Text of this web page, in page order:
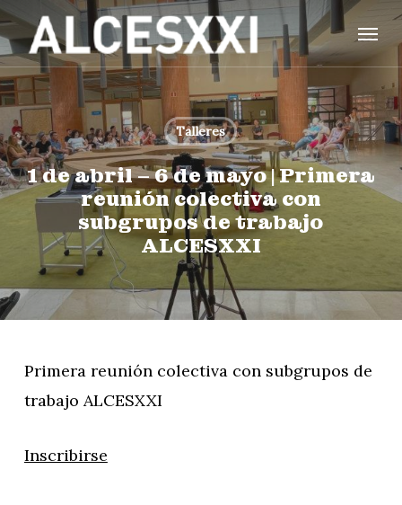
Skip
to
main
content
Menu
Talleres
1 de abril – 6 de mayo | Primera
reunión colectiva con
subgrupos de trabajo
ALCESXXI
Primera reunión colectiva con subgrupos de
trabajo ALCESXXI
Inscribirse